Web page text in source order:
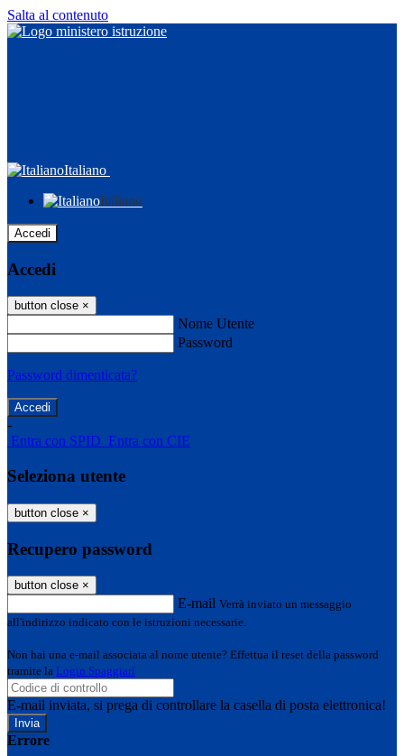
Salta al contenuto
Italiano
Italiano
Accedi
Accedi
button close ×
Nome Utente
Password
Password dimenticata?
-
Entra con SPID Entra con CIE
Seleziona utente
button close ×
Recupero password
button close ×
E-mail Verrà inviato un messaggio
all'indirizzo indicato con le istruzioni necessarie.
Non hai una e-mail associata al nome utente? Effettua il reset della password
tramite la Login Spaggiari
E-mail inviata, si prega di controllare la casella di posta elettronica!
Errore